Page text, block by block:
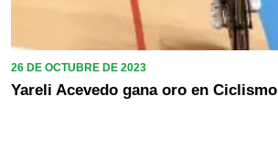
26 DE OCTUBRE DE 2023
Yareli Acevedo gana oro en